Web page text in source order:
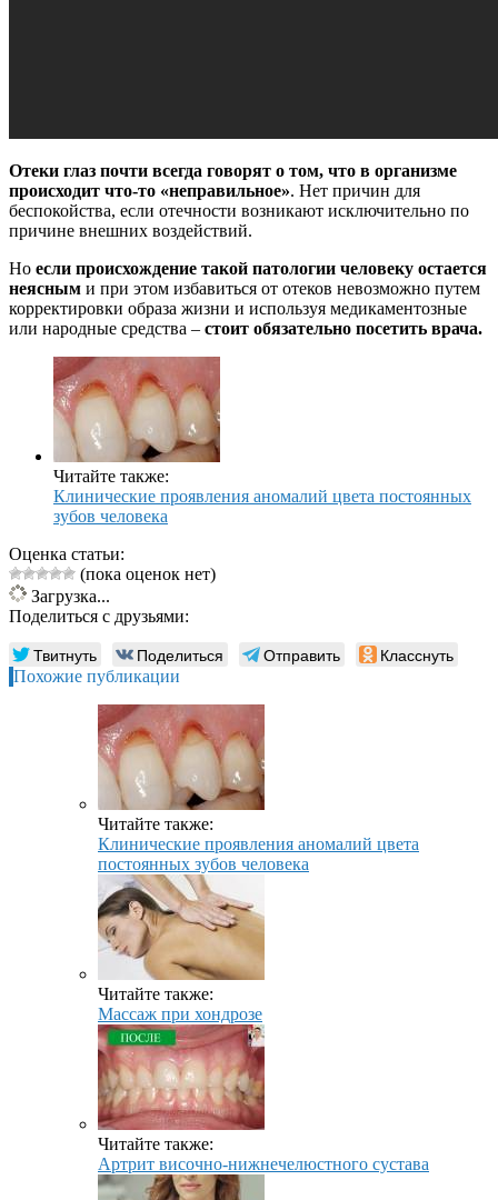
Отеки глаз почти всегда говорят о том, что в организме
происходит что-то «неправильное». Нет причин для
беспокойства, если отечности возникают исключительно по
причине внешних воздействий.
Но если происхождение такой патологии человеку остается
неясным и при этом избавиться от отеков невозможно путем
корректировки образа жизни и используя медикаментозные
или народные средства – стоит обязательно посетить врача.
Читайте также:
Клинические проявления аномалий цвета постоянных
зубов человека
Оценка статьи:
(пока оценок нет)
Загрузка...
Поделиться с друзьями:
Твитнуть Поделиться Отправить Класснуть
Похожие публикации
Читайте также:
Клинические проявления аномалий цвета
постоянных зубов человека
Читайте также:
Массаж при хондрозе
Читайте также:
Артрит височно-нижнечелюстного сустава